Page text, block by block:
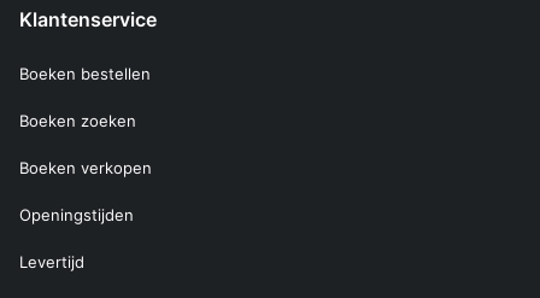
Klantenservice
Boeken bestellen
Boeken zoeken
Boeken verkopen
Openingstijden
Levertijd